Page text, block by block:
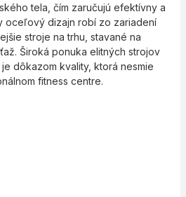
tela, čím zaručujú efektívny a
oceľový dizajn robí zo zariadení
stroje na trhu, stavané na
Široká ponuka elitných strojov
dôkazom kvality, ktorá nesmie
fitness centre.